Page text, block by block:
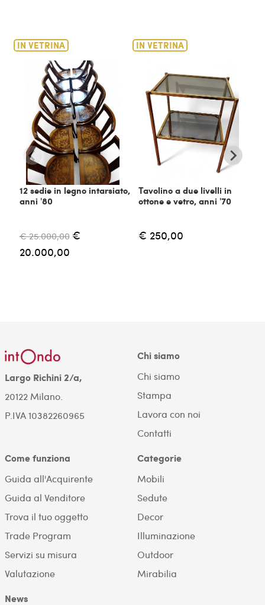
IN VETRINA
12 sedie in legno intarsiato,
anni '80
€ 25.000,00 €
20.000,00
IN VETRINA
Tavolino a due livelli in
ottone e vetro, anni '70
€ 250,00
Largo Richini 2/a,
20122 Milano.
P.IVA 10382260965
Chi siamo
Chi siamo
Stampa
Lavora con noi
Contatti
Come funziona
Guida all'Acquirente
Guida al Venditore
Trova il tuo oggetto
Trade Program
Servizi su misura
Valutazione
Categorie
Mobili
Sedute
Decor
Illuminazione
Outdoor
Mirabilia
News